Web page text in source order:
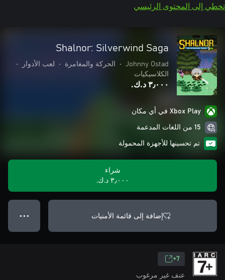
تخطي إلى المحتوى الرئيسي
Shalnor: Silverwind Saga
Johnny Ostad
• الحركة والمغامرة • لعب الأدوار
•
الكلاسيكيات
٣٫٠٠٠ د.ك.‏
Xbox Play في أي مكان
15 من اللغات المدعمة
تم تحسينها للأجهزة المحمولة
شراء
٣٫٠٠٠ د.ك.‏
إضافة إلى قائمة الأمنيات ● ● ●
7+
عنف غير مرغوب